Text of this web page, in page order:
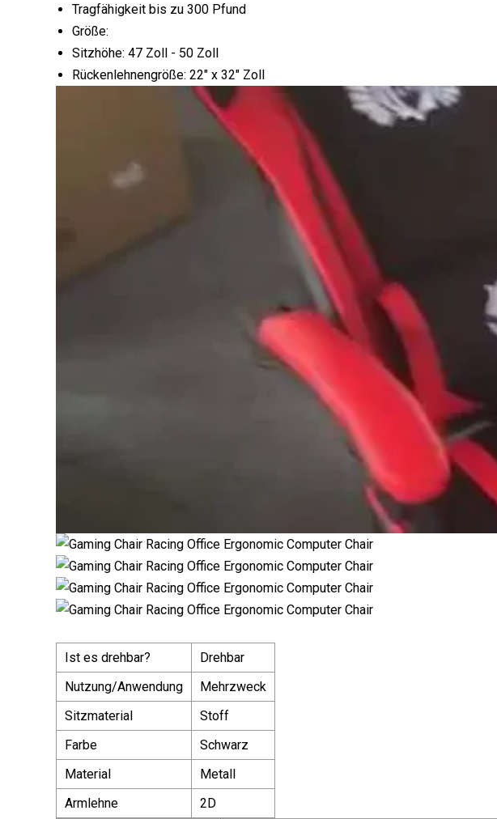
Tragfähigkeit bis zu 300 Pfund
Größe:
Sitzhöhe: 47 Zoll - 50 Zoll
Rückenlehnengröße: 22" x 32" Zoll
Ist es drehbar?
Drehbar
Nutzung/Anwendung
Mehrzweck
Sitzmaterial
Stoff
Farbe
Schwarz
Material
Metall
Armlehne
2D